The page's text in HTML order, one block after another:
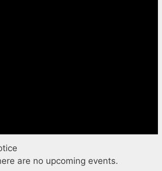
are no upcoming events.